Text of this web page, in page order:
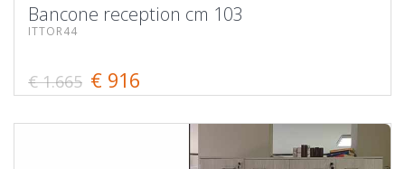
Bancone reception cm 103
ITTOR44
€ 1.665 € 916